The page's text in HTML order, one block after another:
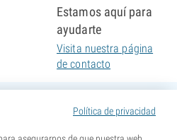
Política de privacidad
Estamos aquí para
ayudarte
Visita nuestra página
de contacto